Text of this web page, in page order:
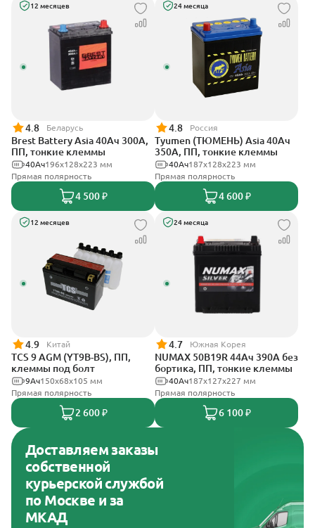
12 месяцев
4.8 Беларусь
Brest Battery Asia 40Ач 300А,
ПП, тонкие клеммы
196х128х223 мм
40Ач
Прямая полярность
4 500 ₽
24 месяца
4.8 Россия
Tyumen (ТЮМЕНЬ) Asia 40Ач
350А, ПП, тонкие клеммы
187х128х223 мм
40Ач
Прямая полярность
4 600 ₽
12 месяцев
4.9 Китай
TCS 9 AGM (YT9B-BS), ПП,
клеммы под болт
150x68x105 мм
9Ач
Прямая полярность
2 600 ₽
24 месяца
4.7 Южная Корея
NUMAX 50B19R 44Ач 390А без
бортика, ПП, тонкие клеммы
187х127х227 мм
40Ач
Прямая полярность
6 100 ₽
Доставляем заказы
собственной
курьерской службой
по Москве и за
МКАД